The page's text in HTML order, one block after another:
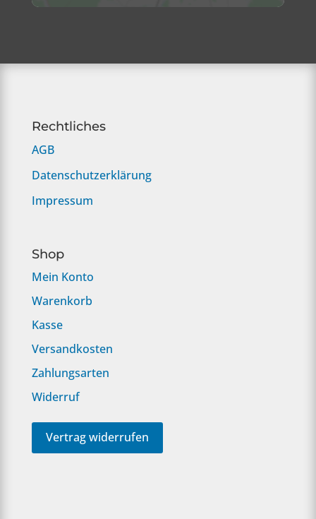
Rechtliches
AGB
Datenschutzerklärung
Impressum
Shop
Mein Konto
Warenkorb
Kasse
Versandkosten
Zahlungsarten
Widerruf
Vertrag widerrufen